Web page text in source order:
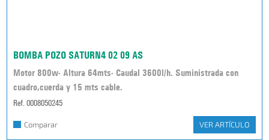
BOMBA POZO SATURN4 02 09 AS
Motor 800w- Altura 64mts- Caudal 3600l/h. Suministrada con
cuadro,cuerda y 15 mts cable.
Ref. 0008050245
Comparar VER ARTÍCULO